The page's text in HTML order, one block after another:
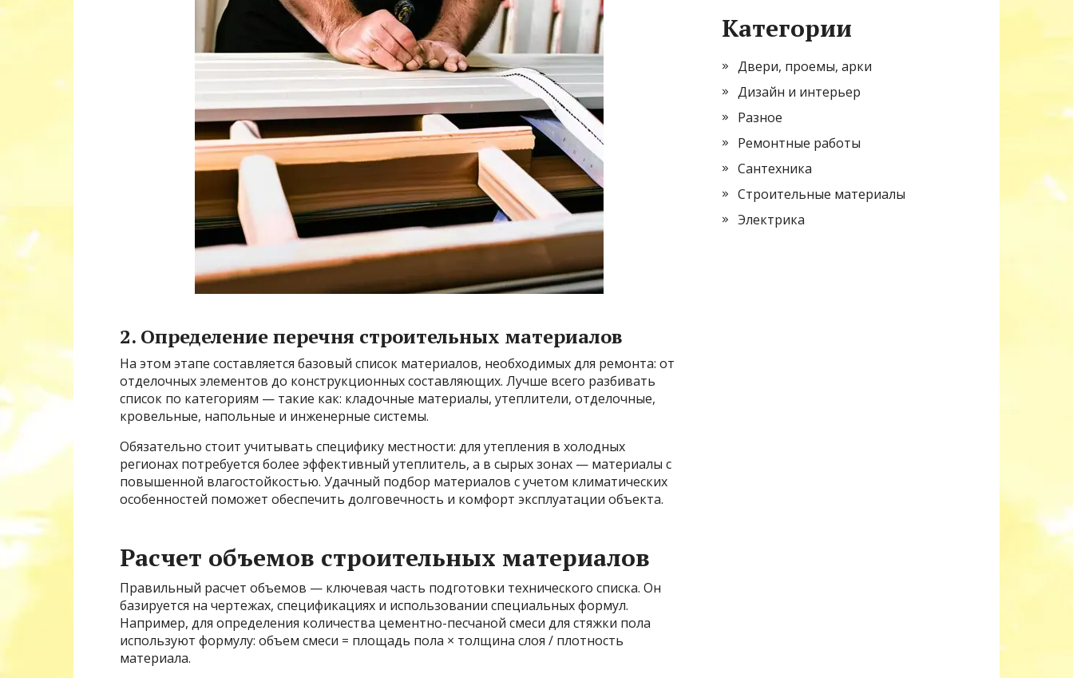
2. Определение перечня строительных материалов
На этом этапе составляется базовый список материалов, необходимых для ремонта: от
отделочных элементов до конструкционных составляющих. Лучше всего разбивать
список по категориям — такие как: кладочные материалы, утеплители, отделочные,
кровельные, напольные и инженерные системы.
Обязательно стоит учитывать специфику местности: для утепления в холодных
регионах потребуется более эффективный утеплитель, а в сырых зонах — материалы с
повышенной влагостойкостью. Удачный подбор материалов с учетом климатических
особенностей поможет обеспечить долговечность и комфорт эксплуатации объекта.
Расчет объемов строительных материалов
Правильный расчет объемов — ключевая часть подготовки технического списка. Он
базируется на чертежах, спецификациях и использовании специальных формул.
Например, для определения количества цементно-песчаной смеси для стяжки пола
используют формулу: объем смеси = площадь пола × толщина слоя / плотность
материала.
Категории
Двери, проемы, арки
Дизайн и интерьер
Разное
Ремонтные работы
Сантехника
Строительные материалы
Электрика